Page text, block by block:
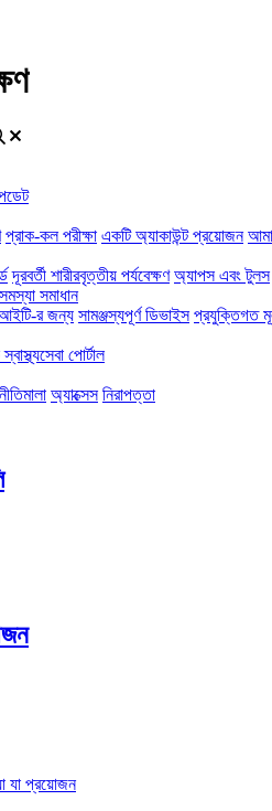
প্রাক-কল পরীক্ষা একটি অ্যাকাউন্ট প্রয়োজন
দূরবর্তী শারীরবৃত্তীয় পর্যবেক্ষণ অ্যাপস এবং টুলস
সমাধান
র জন্য সামঞ্জস্যপূর্ণ ডিভাইস প্রযুক্তিগত
পোর্টাল
নীতিমালা অ্যাক্সেস নিরাপত্তা
যা প্রয়োজন